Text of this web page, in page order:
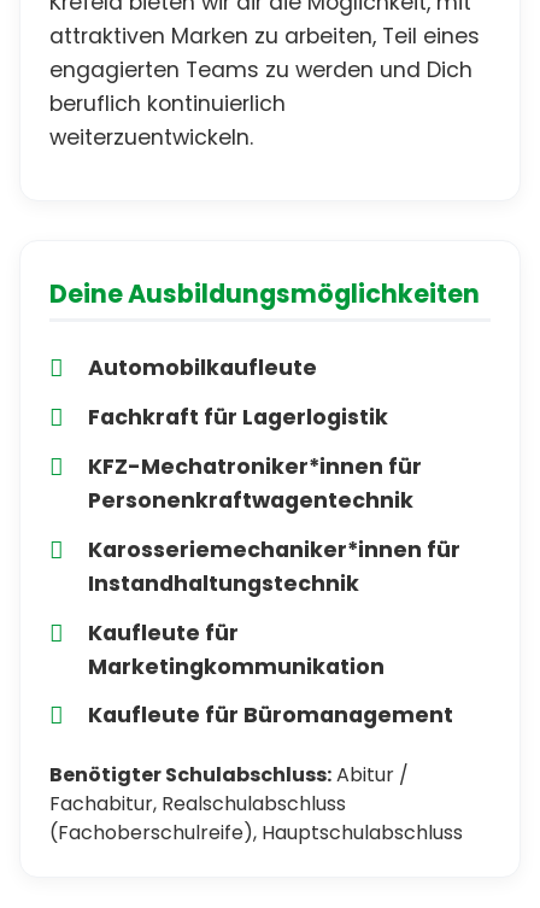
attraktiven Marken zu arbeiten, Teil eines
engagierten Teams zu werden und Dich
beruflich kontinuierlich
weiterzuentwickeln.
Deine Ausbildungsmöglichkeiten
Automobilkaufleute
Fachkraft für Lagerlogistik
KFZ-Mechatroniker*innen für
Personenkraftwagentechnik
Karosseriemechaniker*innen für
Instandhaltungstechnik
Kaufleute für
Marketingkommunikation
Kaufleute für Büromanagement
Benötigter Schulabschluss:Abitur /
Fachabitur, Realschulabschluss
(Fachoberschulreife), Hauptschulabschluss